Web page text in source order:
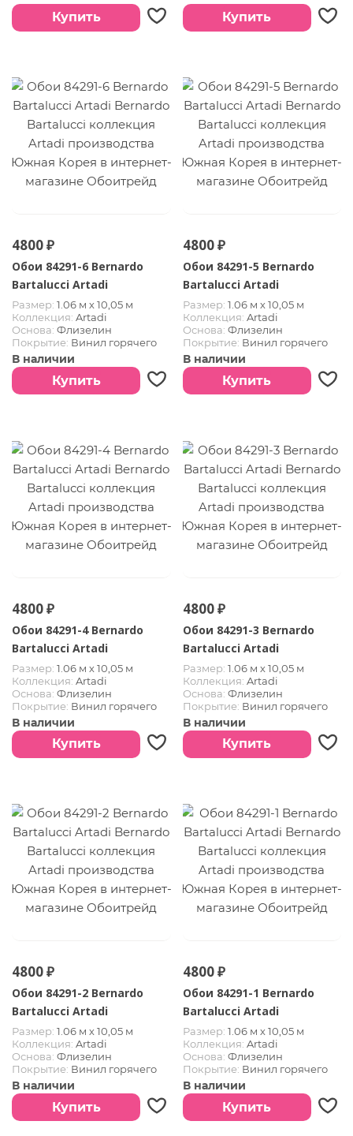
Страна:Южная Корея
Купить
Страна:Южная Корея
Купить
4800 ₽
Обои 84291-6 Bernardo
Bartalucci Artadi
Размер: 1.06 м х 10,05 м
Коллекция: Artadi
Основа: Флизелин
Покрытие: Винил горячего
тиснения
Страна:Южная Корея
В наличии
Купить
4800 ₽
Обои 84291-5 Bernardo
Bartalucci Artadi
Размер: 1.06 м х 10,05 м
Коллекция: Artadi
Основа: Флизелин
Покрытие: Винил горячего
тиснения
Страна:Южная Корея
В наличии
Купить
4800 ₽
Обои 84291-4 Bernardo
Bartalucci Artadi
Размер: 1.06 м х 10,05 м
Коллекция: Artadi
Основа: Флизелин
Покрытие: Винил горячего
тиснения
Страна:Южная Корея
В наличии
Купить
4800 ₽
Обои 84291-3 Bernardo
Bartalucci Artadi
Размер: 1.06 м х 10,05 м
Коллекция: Artadi
Основа: Флизелин
Покрытие: Винил горячего
тиснения
Страна:Южная Корея
В наличии
Купить
4800 ₽
Обои 84291-2 Bernardo
Bartalucci Artadi
Размер: 1.06 м х 10,05 м
Коллекция: Artadi
Основа: Флизелин
Покрытие: Винил горячего
тиснения
Страна:Южная Корея
В наличии
Купить
4800 ₽
Обои 84291-1 Bernardo
Bartalucci Artadi
Размер: 1.06 м х 10,05 м
Коллекция: Artadi
Основа: Флизелин
Покрытие: Винил горячего
тиснения
Страна:Южная Корея
В наличии
Купить